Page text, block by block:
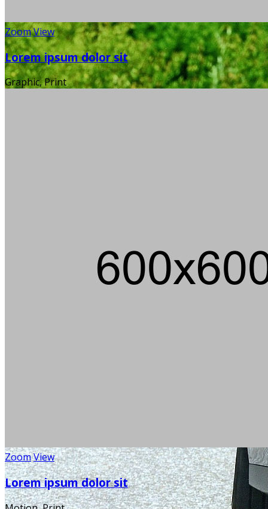
ZoomView
Lorem ipsum dolor sit
Graphic, Print
ZoomView
Lorem ipsum dolor sit